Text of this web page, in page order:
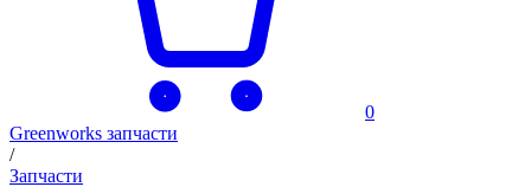
0
Greenworks запчасти
/
Запчасти